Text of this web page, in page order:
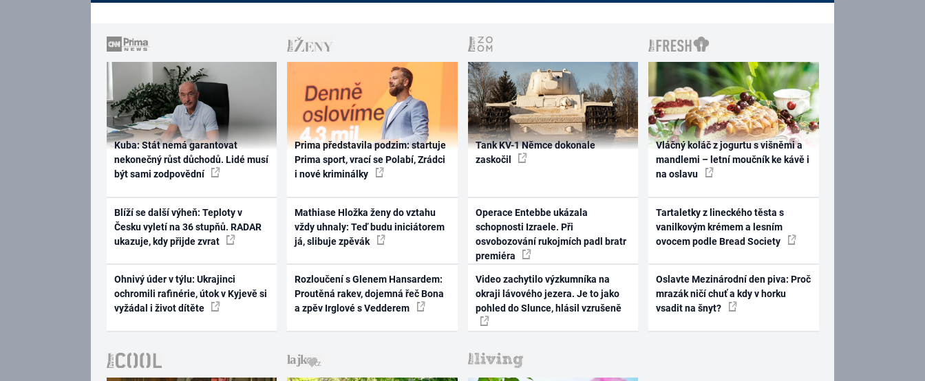
Kuba: Stát nemá garantovat
nekonečný růst důchodů. Lidé musí
být sami zodpovědní
Blíží se další výheň: Teploty v
Česku vyletí na 36 stupňů. RADAR
ukazuje, kdy přijde zvrat
Ohnivý úder v týlu: Ukrajinci
ochromili rafinérie, útok v Kyjevě si
vyžádal i život dítěte
Prima představila podzim: startuje
Prima sport, vrací se Polabí, Zrádci
i nové kriminálky
Mathiase Hložka ženy do vztahu
vždy uhnaly: Teď budu iniciátorem
já, slibuje zpěvák
Rozloučení s Glenem Hansardem:
Proutěná rakev, dojemná řeč Bona
a zpěv Irglové s Vedderem
Tank KV-1 Němce dokonale
zaskočil
Operace Entebbe ukázala
schopnosti Izraele. Při
osvobozování rukojmích padl bratr
premiéra
Video zachytilo výzkumníka na
okraji lávového jezera. Je to jako
pohled do Slunce, hlásil vzrušeně
Vláčný koláč z jogurtu s višněmi a
mandlemi – letní moučník ke kávě i
na oslavu
Tartaletky z lineckého těsta s
vanilkovým krémem a lesním
ovocem podle Bread Society
Oslavte Mezinárodní den piva: Proč
mrazák ničí chuť a kdy v horku
vsadit na šnyt?